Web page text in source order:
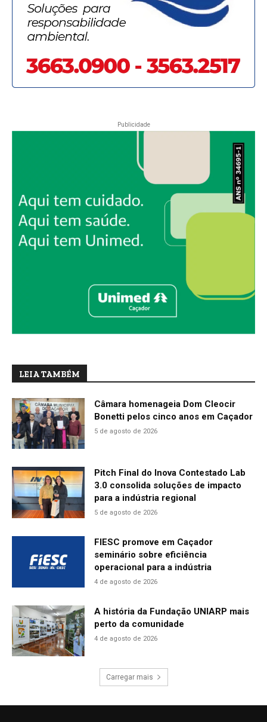
Publicidade
LEIA TAMBÉM
Câmara homenageia Dom Cleocir
Bonetti pelos cinco anos em Caçador
5 de agosto de 2026
Pitch Final do Inova Contestado Lab
3.0 consolida soluções de impacto
para a indústria regional
5 de agosto de 2026
FIESC promove em Caçador
seminário sobre eficiência
operacional para a indústria
4 de agosto de 2026
A história da Fundação UNIARP mais
perto da comunidade
4 de agosto de 2026
Carregar mais